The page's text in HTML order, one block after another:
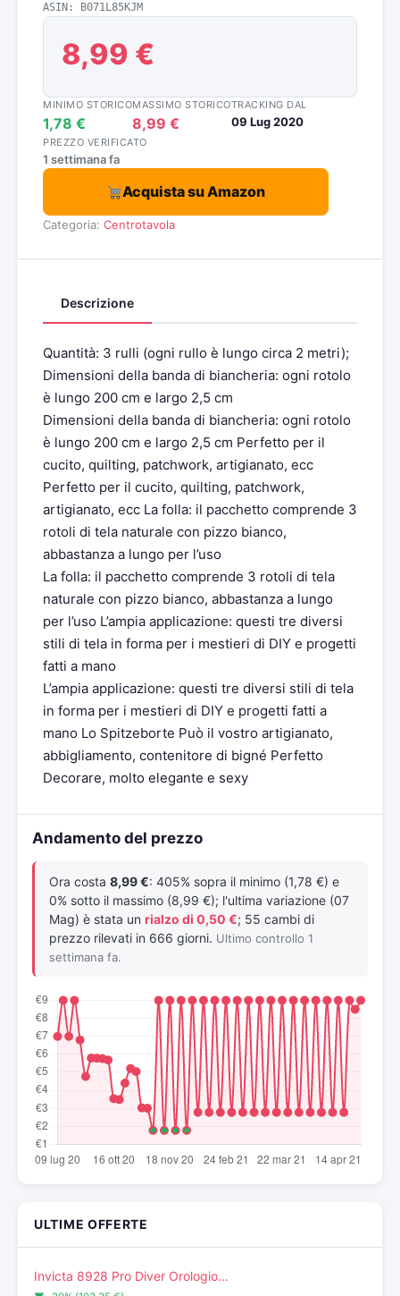
ASIN: B071L85KJM
8,99 €
MINIMO STORICO
1,78 €
MASSIMO STORICO
8,99 €
TRACKING DAL
09 Lug 2020
PREZZO VERIFICATO
1 settimana fa
Acquista su Amazon
Categoria: Centrotavola
Descrizione
Quantità: 3 rulli (ogni rullo è lungo circa 2 metri);
Dimensioni della banda di biancheria: ogni rotolo
è lungo 200 cm e largo 2,5 cm
Dimensioni della banda di biancheria: ogni rotolo
è lungo 200 cm e largo 2,5 cm Perfetto per il
cucito, quilting, patchwork, artigianato, ecc
Perfetto per il cucito, quilting, patchwork,
artigianato, ecc La folla: il pacchetto comprende 3
rotoli di tela naturale con pizzo bianco,
abbastanza a lungo per l’uso
La folla: il pacchetto comprende 3 rotoli di tela
naturale con pizzo bianco, abbastanza a lungo
per l’uso L’ampia applicazione: questi tre diversi
stili di tela in forma per i mestieri di DIY e progetti
fatti a mano
L’ampia applicazione: questi tre diversi stili di tela
in forma per i mestieri di DIY e progetti fatti a
mano Lo Spitzeborte Può il vostro artigianato,
abbigliamento, contenitore di bigné Perfetto
Decorare, molto elegante e sexy
Andamento del prezzo
Ora costa 8,99 €: 405% sopra il minimo (1,78 €) e
0% sotto il massimo (8,99 €); l'ultima variazione (07
Mag) è stata un rialzo di 0,50 €; 55 cambi di
prezzo rilevati in 666 giorni. Ultimo controllo 1
settimana fa.
ULTIME OFFERTE
Invicta 8928 Pro Diver Orologio…